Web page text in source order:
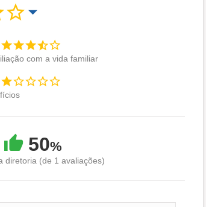
com a vida familiar
50%
diretoria (de 1 avaliações)